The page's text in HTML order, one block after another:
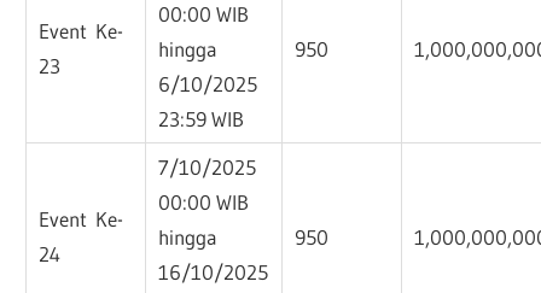
Event Ke-
23
00:00 WIB
hingga
6/10/2025
23:59 WIB
950
Event Ke-
24
7/10/2025
00:00 WIB
hingga
16/10/2025
950